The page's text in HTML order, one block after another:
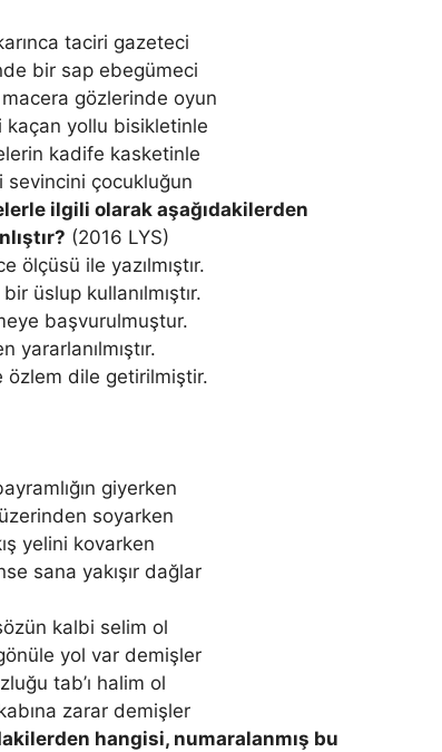
taciri gazeteci
bir sap ebegümeci
macera gözlerinde oyun
kaçan yollu bisikletinle
kadife kasketinle
sevincini çocukluğun
ilgili olarak aşağıdakilerden
(2016 LYS)
ölçüsü ile yazılmıştır.
üslup kullanılmıştır.
başvurulmuştur.
yararlanılmıştır.
özlem dile getirilmiştir.
giyerken
üzerinden soyarken
yelini kovarken
sana yakışır dağlar
kalbi selim ol
yol var demişler
tab’ı halim ol
zarar demişler
hangisi, numaralanmış bu